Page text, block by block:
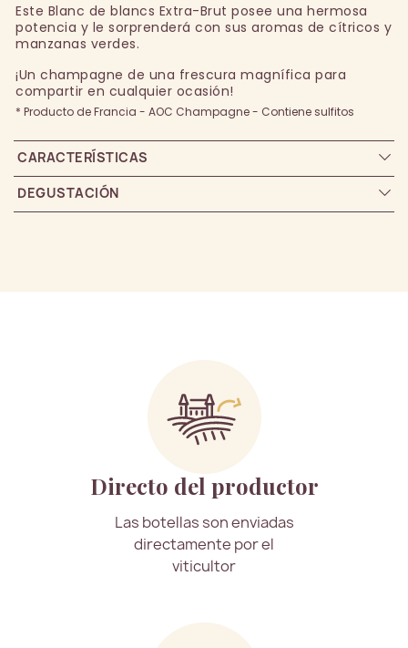
Este Blanc de blancs Extra-Brut posee una hermosa
potencia y le sorprenderá con sus aromas de cítricos y
manzanas verdes.
¡Un champagne de una frescura magnífica para
compartir en cualquier ocasión!
* Producto de Francia - AOC Champagne - Contiene sulfitos
CARACTERÍSTICAS
DEGUSTACIÓN
Directo del productor
Las botellas son enviadas
directamente por el
viticultor